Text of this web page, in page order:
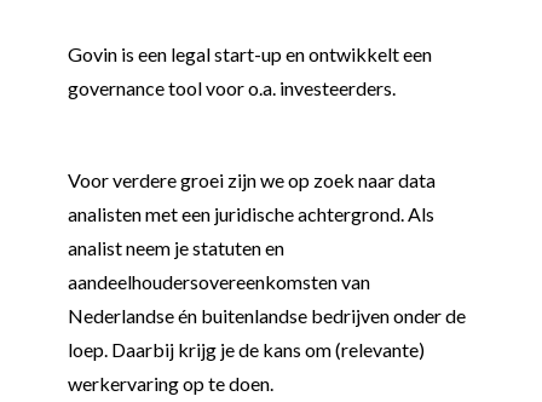
Govin is een legal start-up en ontwikkelt een
governance tool voor o.a. investeerders.
Voor verdere groei zijn we op zoek naar data
analisten met een juridische achtergrond. Als
analist neem je statuten en
aandeelhoudersovereenkomsten van
Nederlandse én buitenlandse bedrijven onder de
loep. Daarbij krijg je de kans om (relevante)
werkervaring op te doen.